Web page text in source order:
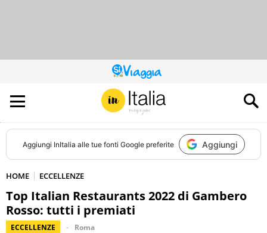
QUESTO
SITO
CONTRIBUISCE
ALL’AUDIENCE
DI
Aggiungi InItalia alle tue fonti Google preferite Aggiungi
HOME ECCELLENZE
Top Italian Restaurants 2022 di Gambero
Rosso: tutti i premiati
ECCELLENZE Roma